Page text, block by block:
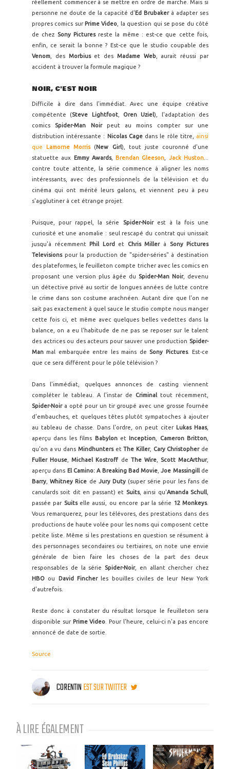
réellement commencer à se mettre en ordre de marche. Mais si
personne ne doute de la capacité d'Ed Brubakerà adapter ses
propres comics sur Prime Video , la question qui se pose du côté
de chez Sony Picturesreste la même : est-ce que cette fois,
enfin, ce serait la bonne ? Est-ce que le studio coupable des
Venom , des Morbiuset des Madame Web, aurait réussi par
accident à trouver la formule magique ?
NOIR, C'EST NOIR
Difficile à dire dans l'immédiat. Avec une équipe créative
compétente (Steve Lightfoot, Oren Uziel), l'adaptation des
comics Spider-Man Noirpeut au moins compter sur une
distribution intéressante :
Nicolas Cagedans le rôle titre, ainsi
que
Lamorne Morris (New Girl), tout juste couronné d'une
statuette aux
Emmy Awards, Brendan Gleeson Jack Huston
contre toute attente, la série commence à aligner les noms
intéressants, avec des professionnels de la télévision et du
cinéma qui ont mérité leurs galons, et viennent peu à peu
s'agglutiner à cet étrange projet.
Puisque, pour rappel, la série Spider-Noirest à la fois une
curiosité et une anomalie : seul rescapé du contrat qui unissait
jusqu'à récemment
Phil Lord et Chris Millerà
Sony Pictures
Televisionspour la production de "spider-séries" à destination
des plateformes, le feuilleton compte tricher avec les comics en
proposant une version plus âgée du Spider-Man Noir, devenu
un détective privé au sortir de longues années de lutte contre
le crime dans son costume arachnéen. Autant dire que l'on ne
sait pas exactement à quel sauce le studio compte nous manger
cette fois ci, et même avec quelques belles vedettes dans la
balance, on a eu l'habitude de ne pas se reposer sur le talent
des actrices ou des acteurs pour sauver une production Spider-
Man mal embarquée entre les mains de Sony Pictures. Est-ce
que ce sera différent pour le pôle télévision ?
Dans l'immédiat, quelques annonces de casting viennent
compléter le tableau. A l'instar de Criminal tout récemment,
Spider-Noira opté pour un tir groupé avec une grosse fournée
d'embauches, et quelques têtes plutôt sympatoches à ajouter
au tableau de chasse. Dans l'ordre, on peut citer Lukas Haas,
aperçu dans les films
Babylonet Inception Cameron Britton
qu'on a vu dans MindhuntersetThe Killer, Cary Christopherde
Fuller House ,Michael Kostroff de The Wire, Scott MacArthur,
aperçu dans El Camino: A Breaking Bad Movie ,Joe Massingillde
Barry ,Whitney Rice de Jury Duty(super série pour les fans de
canulards soit dit en passant) et Suits, ainsi qu'Amanda Schull
passée par Suitselle aussi, ou encore par la série 12 Monkeys.
Vous remarquerez, pour les télévores, des prestations dans des
productions de haute volée pour les noms qui composent cette
petite liste. Même si les prestations en question se résument à
des personnages secondaires ou tertiaires, on note une envie
générale de bien faire les choses de la part des deux
responsables de la série Spider-Noir, en allant chercher chez
HBO ou David Fincherles bouilles civiles de leur New York
d'autrefois.
Reste donc à constater du résultat lorsque le feuilleton sera
disponible sur Prime Video . Pour l'heure, celui-ci n'a pas encore
annoncé de date de sortie.
Source
CORENTINEST SUR TWITTER
À LIRE ÉGALEMENT